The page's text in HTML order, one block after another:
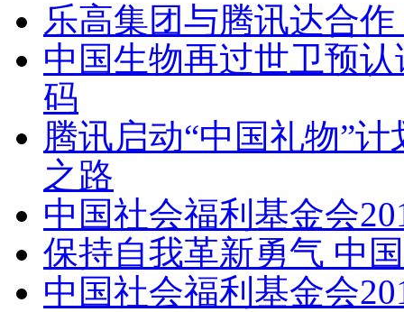
乐高集团与腾讯达合
中国生物再过世卫预
码
腾讯启动“中国礼物”
之路
中国社会福利基金会
保持自我革新勇气 中
中国社会福利基金会